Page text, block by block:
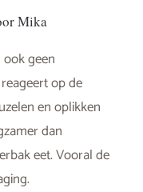
Mika
geen
op de
en oplikken
dan
eet. Vooral de